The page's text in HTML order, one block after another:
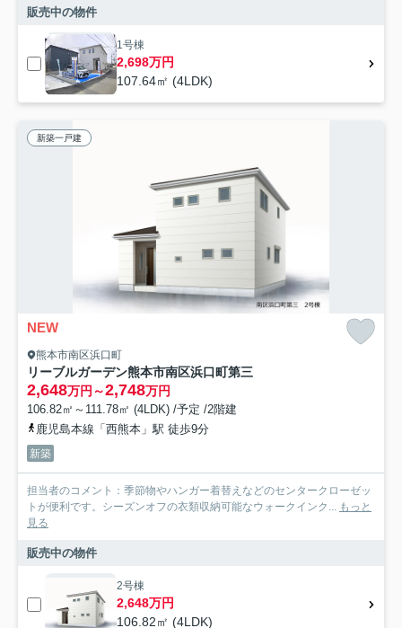
販売中の物件
1号棟
2,698万円
107.64㎡ (4LDK)
新築一戸建
NEW
熊本市南区浜口町
リーブルガーデン熊本市南区浜口町第三
2,648万円～2,748万円
106.82㎡～111.78㎡ (4LDK) /予定 /2階建
鹿児島本線「西熊本」駅 徒歩9分
新築
担当者のコメント：季節物やハンガー着替えなどのセンタークローゼッ
トが便利です。シーズンオフの衣類収納可能なウォークインク... もっと
見る
販売中の物件
2号棟
2,648万円
106.82㎡ (4LDK)